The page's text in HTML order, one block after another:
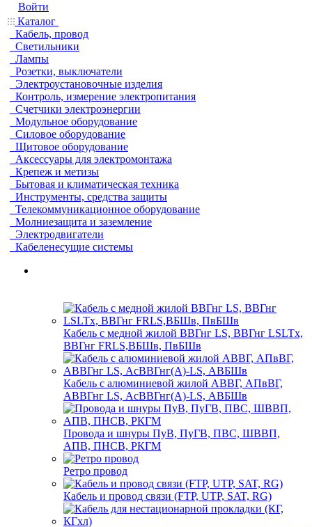
Войти
Каталог
Кабель, провод
Светильники
Лампы
Розетки, выключатели
Электроустановочные изделия
Контроль, измерение электропитания
Счетчики электроэнергии
Модульное оборудование
Силовое оборудование
Щитовое оборудование
Аксессуары для электромонтажа
Крепеж и метизы
Бытовая и климатическая техника
Инструменты, средства защиты
Телекоммуникационное оборудование
Молниезащита и заземление
Электродвигатели
Кабеленесущие системы
Кабель с медной жилой ВВГнг LS, ВВГнг LSLTx,
ВВГнг FRLS,ВБШв, ПвБШв
Кабель с алюминиевой жилой АВВГ, АПвВГ,
АВВГнг LS, АсВВГнг(А)-LS, АВБШв
Провода и шнуры ПуВ, ПуГВ, ПВС, ШВВП,
АПВ, ПНСВ, РКГМ
Ретро провод
Кабель и провод связи (FTP, UTP, SAT, RG)